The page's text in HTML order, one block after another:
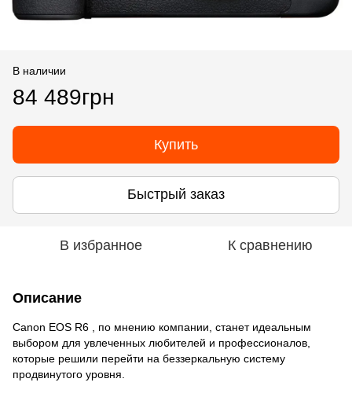
В наличии
84 489грн
Купить
Быстрый заказ
В избранное К сравнению
Описание
Canon EOS R6 , по мнению компании, станет идеальным
выбором для увлеченных любителей и профессионалов,
которые решили перейти на беззеркальную систему
продвинутого уровня.